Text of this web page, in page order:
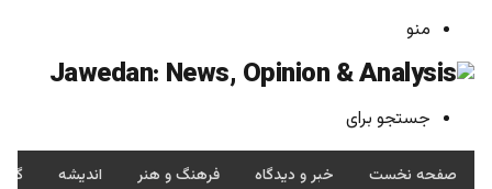
منو
جستجو برای
صفحه نخست خبر و دیدگاه فرهنگ و هنر اندیشه